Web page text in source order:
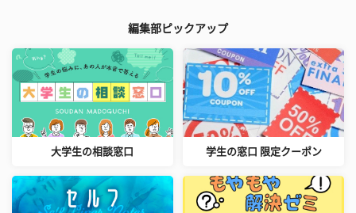
編集部ピックアップ
大学生の相談窓口 学生の窓口 限定クーポン